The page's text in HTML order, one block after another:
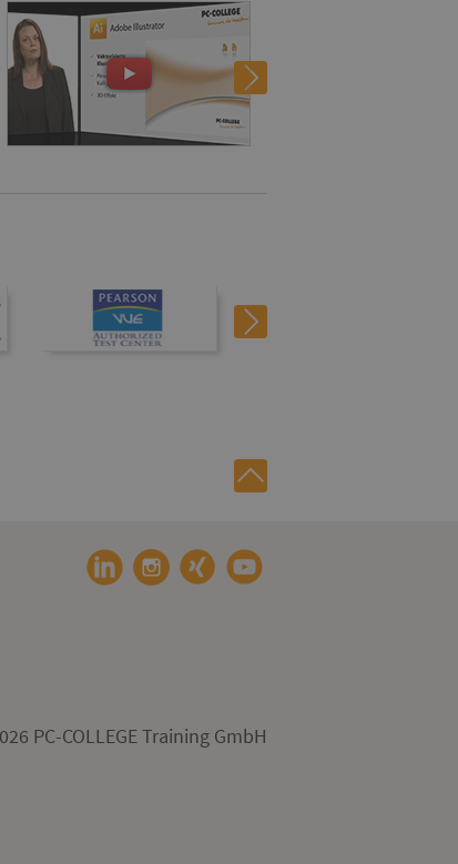
PC-COLLEGE Training GmbH